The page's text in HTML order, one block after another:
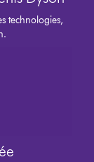
technologies,